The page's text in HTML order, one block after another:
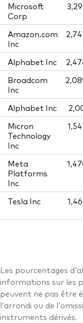
Microsoft
Corp
Amazon.com
Inc
Alphabet Inc
Broadcom
Inc
Alphabet Inc
Micron
Technology
Inc
Meta
Platforms
Inc
Tesla Inc
Les pourcentages
informations sur les
peuvent ne pas être
l'arrondi ou de
instruments dérivés.